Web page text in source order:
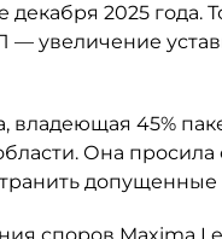
2025
увеличение
владеющая 45%
Она просила